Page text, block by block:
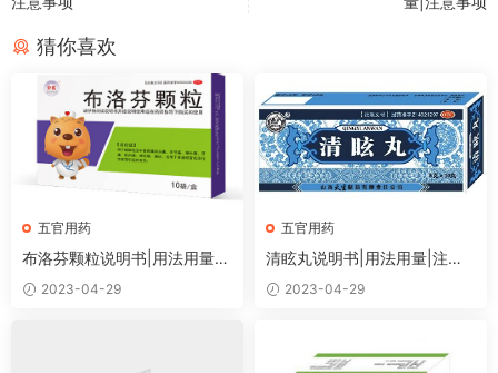
猜你喜欢
五官用药
布洛芬颗粒说明书|用法用量|
注意事项
2023-04-29
五官用药
清眩丸说明书|用法用量|注意
事项2023-04-29